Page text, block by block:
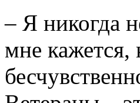
– Я никогда
мне кажется,